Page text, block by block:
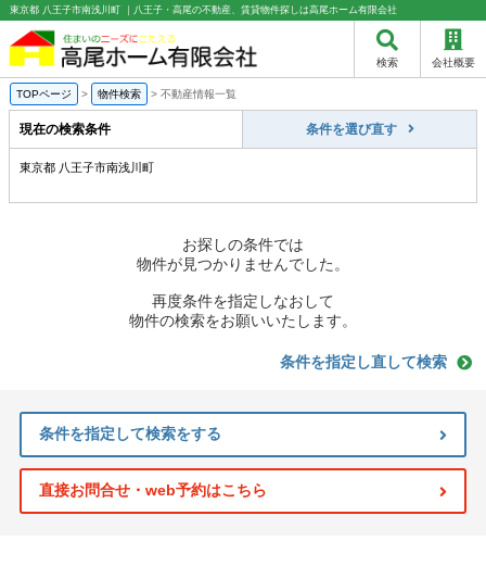
東京都 八王子市南浅川町 ｜八王子・高尾の不動産、賃貸物件探しは高尾ホーム有限会社
検索 会社概要
TOPページ > 物件検索 > 不動産情報一覧
現在の検索条件 条件を選び直す
東京都 八王子市南浅川町
お探しの条件では
物件が見つかりませんでした。
再度条件を指定しなおして
物件の検索をお願いいたします。
条件を指定し直して検索
条件を指定して検索をする
直接お問合せ・web予約はこちら